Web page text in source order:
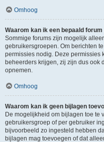
Omhoog
Waarom kan ik een bepaald
Sommige forums zijn mogelijk
gebruikersgroepen. Om berichten
permissies nodig. Deze permissies
beheerders krijgen, zij zijn dus ook
opnemen.
Omhoog
Waarom kan ik geen bijlagen
De mogelijkheid om bijlagen toe te
gebruikersgroep of per gebruiker
bijvoorbeeld zo ingesteld hebben
bijlagen mag toevoegen of dat